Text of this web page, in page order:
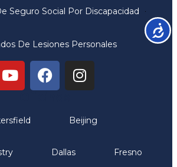
Seguro Social Por Discapacidad
De Lesiones Personales
Beijing
Dallas Fresno